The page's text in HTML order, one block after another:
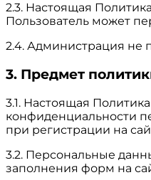
2.3. Настоящая
Пользователь может
2.4. Администрация не
3. Предмет
3.1. Настоящая
конфиденциальности
при регистрации на
3.2. Персональные
заполнения форм на